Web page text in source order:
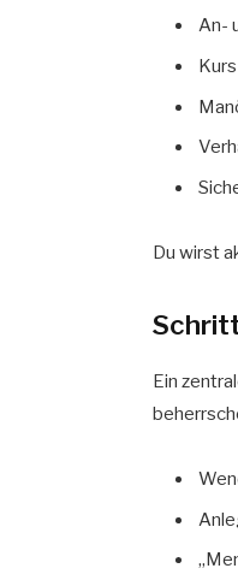
An-
Du wirst
Ein